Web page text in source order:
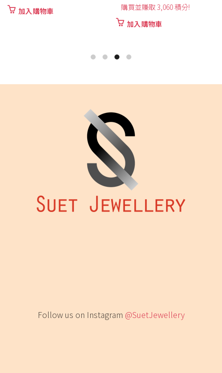
加入購物車
購買並賺取 3,060 積分!
加入購物車
Follow us on Instagram @SuetJewellery